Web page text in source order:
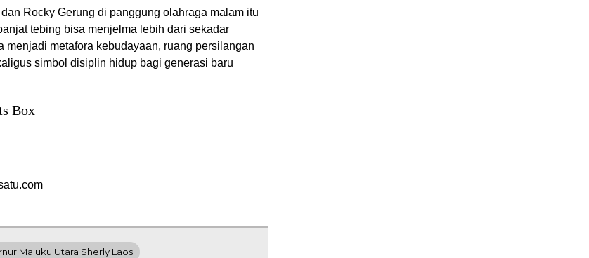
Rocky Gerung di panggung olahraga malam itu
tebing bisa menjelma lebih dari sekadar
menjadi metafora kebudayaan, ruang persilangan
simbol disiplin hidup bagi generasi baru
Box
Maluku Utara Sherly Laos